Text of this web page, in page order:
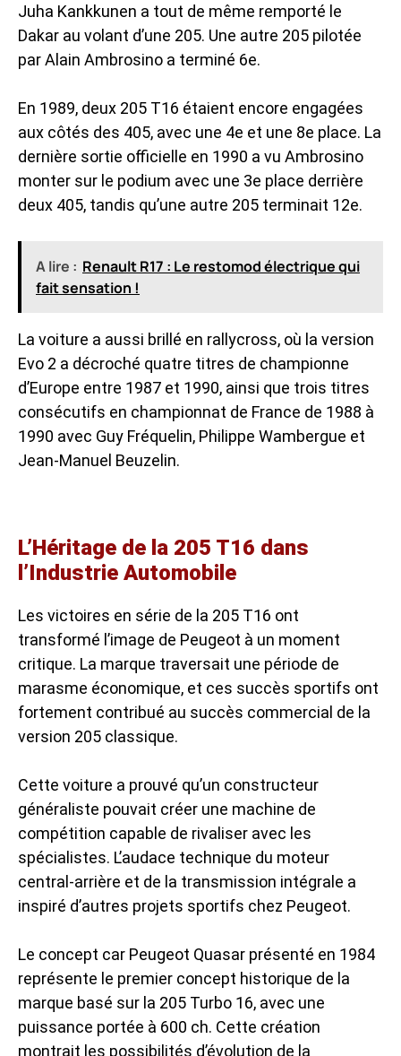
Juha Kankkunen a tout de même remporté le
Dakar au volant d’une 205. Une autre 205 pilotée
par Alain Ambrosino a terminé 6e.
En 1989, deux 205 T16 étaient encore engagées
aux côtés des 405, avec une 4e et une 8e place. La
dernière sortie officielle en 1990 a vu Ambrosino
monter sur le podium avec une 3e place derrière
deux 405, tandis qu’une autre 205 terminait 12e.
A lire : Renault R17 : Le restomod électrique qui
fait sensation !
La voiture a aussi brillé en rallycross, où la version
Evo 2 a décroché quatre titres de championne
d’Europe entre 1987 et 1990, ainsi que trois titres
consécutifs en championnat de France de 1988 à
1990 avec Guy Fréquelin, Philippe Wambergue et
Jean-Manuel Beuzelin.
L’Héritage de la 205 T16 dans
l’Industrie Automobile
Les victoires en série de la 205 T16 ont
transformé l’image de Peugeot à un moment
critique. La marque traversait une période de
marasme économique, et ces succès sportifs ont
fortement contribué au succès commercial de la
version 205 classique.
Cette voiture a prouvé qu’un constructeur
généraliste pouvait créer une machine de
compétition capable de rivaliser avec les
spécialistes. L’audace technique du moteur
central-arrière et de la transmission intégrale a
inspiré d’autres projets sportifs chez Peugeot.
Le concept car Peugeot Quasar présenté en 1984
représente le premier concept historique de la
marque basé sur la 205 Turbo 16, avec une
puissance portée à 600 ch. Cette création
montrait les possibilités d’évolution de la